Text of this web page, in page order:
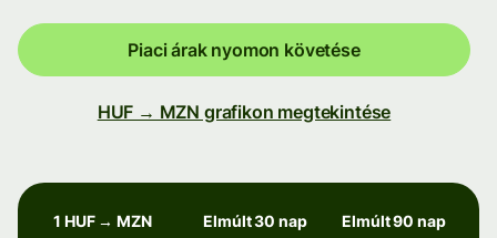
Piaci árak nyomon követése
HUF → MZN grafikon megtekintése
1 HUF → MZN Elmúlt 30 nap Elmúlt 90 nap